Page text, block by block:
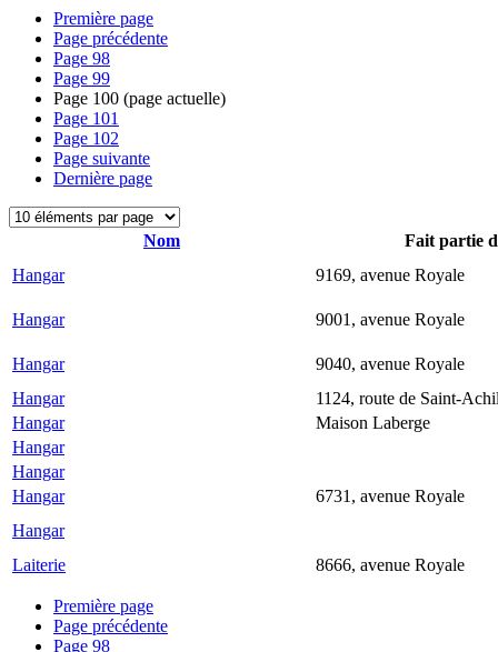
Première page
Page précédente
Page 98
Page 99
Page 100 (page actuelle)
Page 101
Page 102
Page suivante
Dernière page
Nom
Fait partie
Hangar
9169, avenue Royale
Hangar 9001, avenue Royale
Hangar
9040, avenue Royale
Hangar
1124, route de Saint-
Hangar
Maison Laberge
Hangar
Hangar
Hangar
6731, avenue Royale
Hangar
Laiterie
8666, avenue Royale
Première page
Page précédente
Page 98